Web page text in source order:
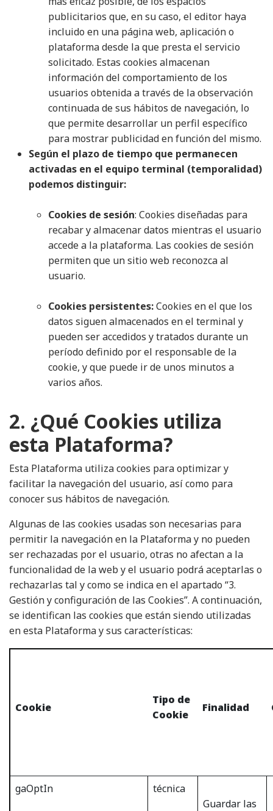
publicitarios que, en su caso, el editor haya
incluido en una página web, aplicación o
plataforma desde la que presta el servicio
solicitado. Estas cookies almacenan
información del comportamiento de los
usuarios obtenida a través de la observación
continuada de sus hábitos de navegación, lo
que permite desarrollar un perfil específico
para mostrar publicidad en función del mismo.
Según el plazo de tiempo que permanecen
activadas en el equipo terminal (temporalidad)
podemos distinguir:
Cookies de sesión: Cookies diseñadas para
recabar y almacenar datos mientras el usuario
accede a la plataforma. Las cookies de sesión
permiten que un sitio web reconozca al
usuario.
Cookies persistentes:Cookies en el que los
datos siguen almacenados en el terminal y
pueden ser accedidos y tratados durante un
período definido por el responsable de la
cookie, y que puede ir de unos minutos a
varios años.
2. ¿Qué Cookies utiliza
esta Plataforma?
Esta Plataforma utiliza cookies para optimizar y
facilitar la navegación del usuario, así como para
conocer sus hábitos de navegación.
Algunas de las cookies usadas son necesarias para
permitir la navegación en la Plataforma y no pueden
ser rechazadas por el usuario, otras no afectan a la
funcionalidad de la web y el usuario podrá aceptarlas o
rechazarlas tal y como se indica en el apartado “3.
Gestión y configuración de las Cookies”. A continuación,
se identifican las cookies que están siendo utilizadas
en esta Plataforma y sus características:
Cookie
Tipo de
Cookie
Finalidad
gaOptIn
técnica
Guardar las